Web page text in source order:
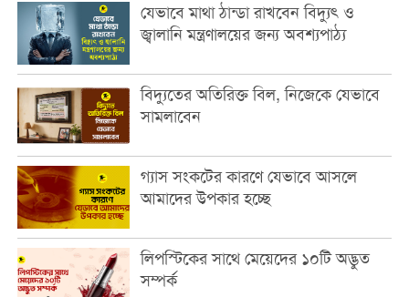
যেভাবে মাথা ঠান্ডা রাখবেন বিদ্যুৎ ও
জ্বালানি মন্ত্রণালয়ের জন্য অবশ্যপাঠ্য
বিদ্যুতের অতিরিক্ত বিল, নিজেকে যেভাবে
সামলাবেন
গ্যাস সংকটের কারণে যেভাবে আসলে
আমাদের উপকার হচ্ছে
লিপস্টিকের সাথে মেয়েদের ১০টি অদ্ভুত
সম্পর্ক